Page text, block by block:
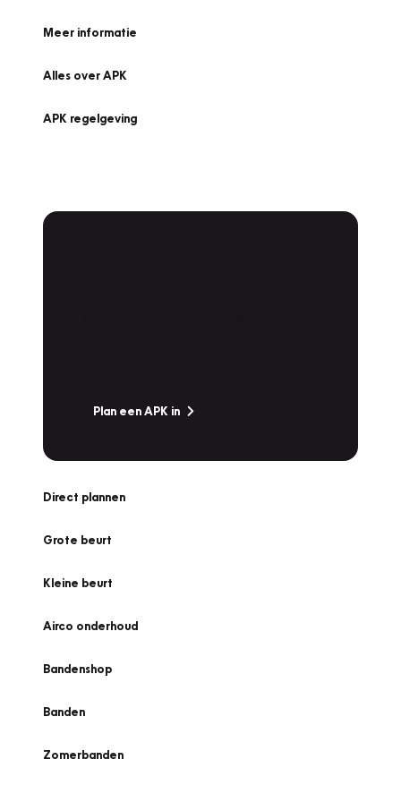
Meer informatie
Alles over APK
APK regelgeving
Plan een APK in
Direct plannen
Grote beurt
Kleine beurt
Airco onderhoud
Bandenshop
Banden
Zomerbanden